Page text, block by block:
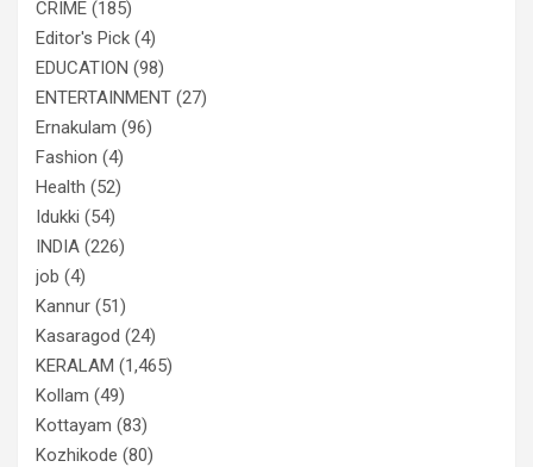
CRIME (185)
Editor's Pick (4)
EDUCATION (98)
ENTERTAINMENT (27)
Ernakulam (96)
Fashion (4)
Health (52)
Idukki (54)
INDIA (226)
job (4)
Kannur (51)
Kasaragod (24)
KERALAM (1,465)
Kollam (49)
Kottayam (83)
Kozhikode (80)